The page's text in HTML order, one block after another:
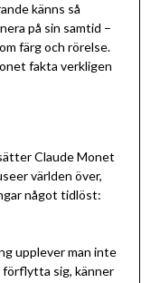
känns så
på sin samtid –
färg och rörelse.
fakta verkligen
Claude Monet
världen över,
något tidlöst:
upplever man inte
förflytta sig, känner